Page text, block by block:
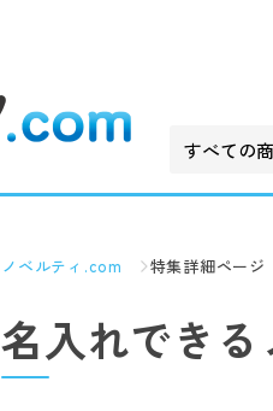
ノベルティ.com 特集詳細ページ
名入れでき